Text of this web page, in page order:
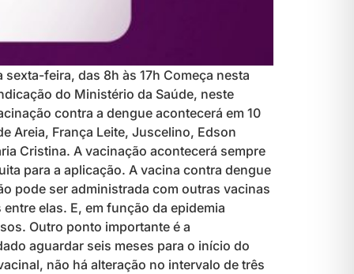
feira, das 8h às 17h Começa nesta
do Ministério da Saúde, neste
contra a dengue acontecerá em 10
Areia, França Leite, Juscelino, Edson
Cristina. A vacinação acontecerá sempre
para a aplicação. A vacina contra dengue
pode ser administrada com outras vacinas
elas. E, em função da epidemia
Outro ponto importante é a
aguardar seis meses para o início do
não há alteração no intervalo de três